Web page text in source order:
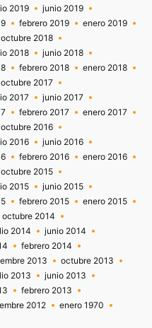
2019
junio 2019
febrero 2019
enero 2019
octubre 2018
2018
junio 2018
febrero 2018
enero 2018
octubre 2017
2017
junio 2017
febrero 2017
enero 2017
octubre 2016
2016
junio 2016
febrero 2016
enero 2016
octubre 2015
2015
junio 2015
febrero 2015
enero 2015
octubre 2014
2014
junio 2014
febrero 2014
2013
octubre 2013
2013
junio 2013
febrero 2013
2012
enero 1970